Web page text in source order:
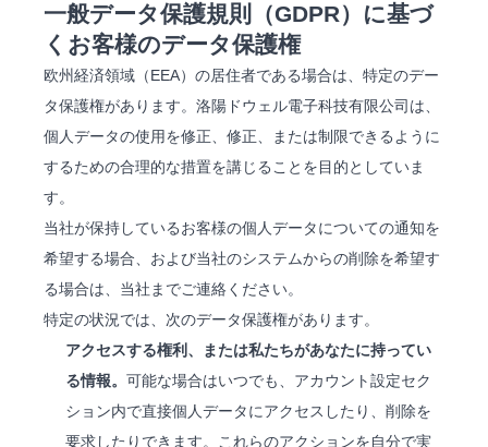
一般データ保護規則（GDPR）に基づ
くお客様のデータ保護権
欧州経済領域（EEA）の居住者である場合は、特定のデー
タ保護権があります。洛陽ドウェル電子科技有限公司は、
個人データの使用を修正、修正、または制限できるように
するための合理的な措置を講じることを目的としていま
す。
当社が保持しているお客様の個人データについての通知を
希望する場合、および当社のシステムからの削除を希望す
る場合は、当社までご連絡ください。
特定の状況では、次のデータ保護権があります。
アクセスする権利、または私たちがあなたに持ってい
る情報。 可能な場合はいつでも、アカウント設定セク
ション内で直接個人データにアクセスしたり、削除を
要求したりできます。これらのアクションを自分で実